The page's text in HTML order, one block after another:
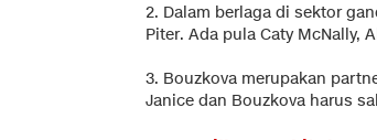
2. Dalam berlaga di sektor
Piter. Ada pula Caty McNally,
3. Bouzkova merupakan
Janice dan Bouzkova harus